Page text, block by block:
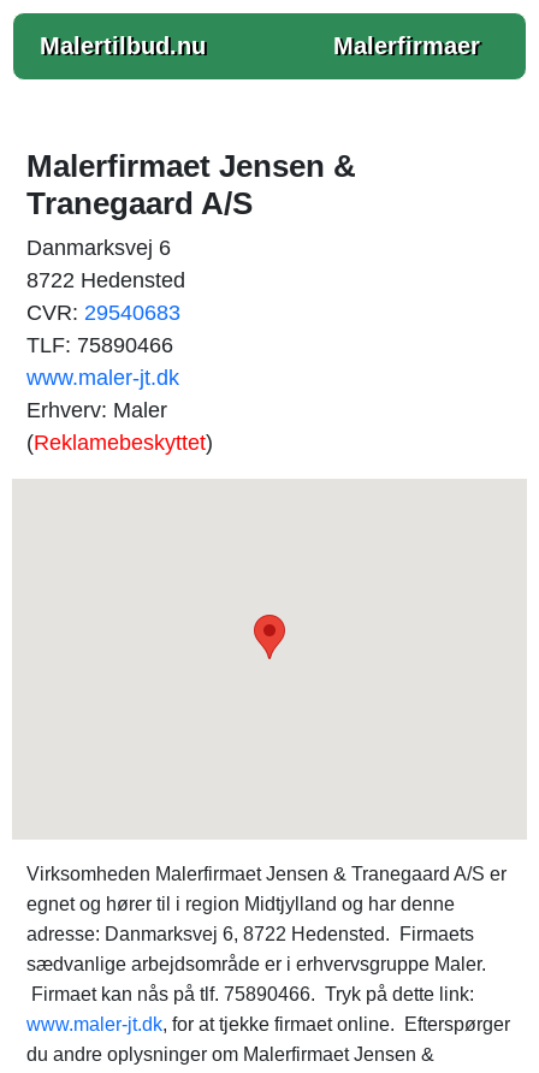
Malertilbud.nu Malerfirmaer
Malerfirmaet Jensen &
Tranegaard A/S
Danmarksvej 6
8722 Hedensted
CVR: 29540683
TLF: 75890466
www.maler-jt.dk
Erhverv: Maler
(Reklamebeskyttet)
Virksomheden Malerfirmaet Jensen & Tranegaard A/S er
egnet og hører til i region Midtjylland og har denne
adresse: Danmarksvej 6, 8722 Hedensted. Firmaets
sædvanlige arbejdsområde er i erhvervsgruppe Maler.
Firmaet kan nås på tlf. 75890466. Tryk på dette link:
www.maler-jt.dk, for at tjekke firmaet online. Efterspørger
du andre oplysninger om Malerfirmaet Jensen &